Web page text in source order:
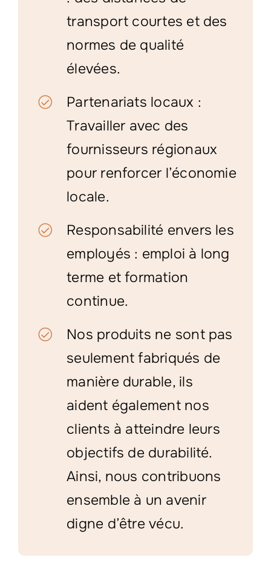
transport courtes et des
normes de qualité
élevées.
Partenariats locaux :
Travailler avec des
fournisseurs régionaux
pour renforcer l’économie
locale.
Responsabilité envers les
employés : emploi à long
terme et formation
continue.
Nos produits ne sont pas
seulement fabriqués de
manière durable, ils
aident également nos
clients à atteindre leurs
objectifs de durabilité.
Ainsi, nous contribuons
ensemble à un avenir
digne d’être vécu.